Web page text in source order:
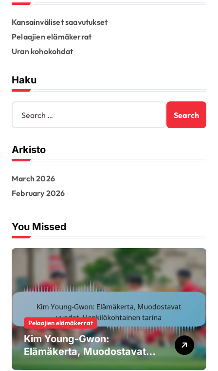
Kansainväliset saavutukset
Pelaajien elämäkerrat
Uran kohokohdat
Haku
S
a
c
h
o
r
Arkisto
March 2026
February 2026
You Missed
Pelaajien elämäkerrat
Kim Young-Gwon:
Elämäkerta, Muodostavat
vuodet, Henkilökohtainen